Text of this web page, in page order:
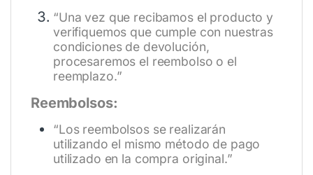
“Una vez que recibamos el producto y
verifiquemos que cumple con nuestras
condiciones de devolución,
procesaremos el reembolso o el
reemplazo.”
Reembolsos:
“Los reembolsos se realizarán
utilizando el mismo método de pago
utilizado en la compra original.”